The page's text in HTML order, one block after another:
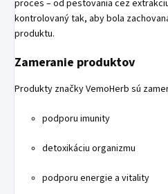
proces – od pestovania cez
kontrolovaný tak, aby bola
produktu.
Zameranie produktov
Produkty značky VemoHerb sú
podporu imunity
detoxikáciu organizmu
podporu energie a vitality